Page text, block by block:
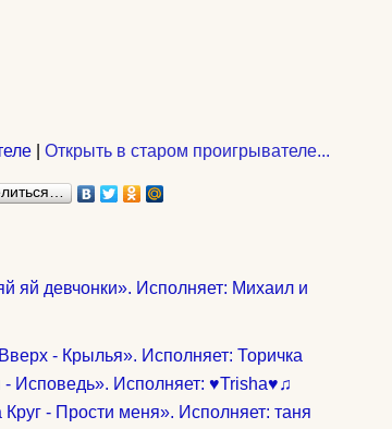
|Открыть в старом проигрывателе...
яй девчонки». Исполняет: Михаил и
- Крылья». Исполняет: Торичка
Исповедь». Исполняет: ♥Trisha♥♫
- Прости меня». Исполняет: таня